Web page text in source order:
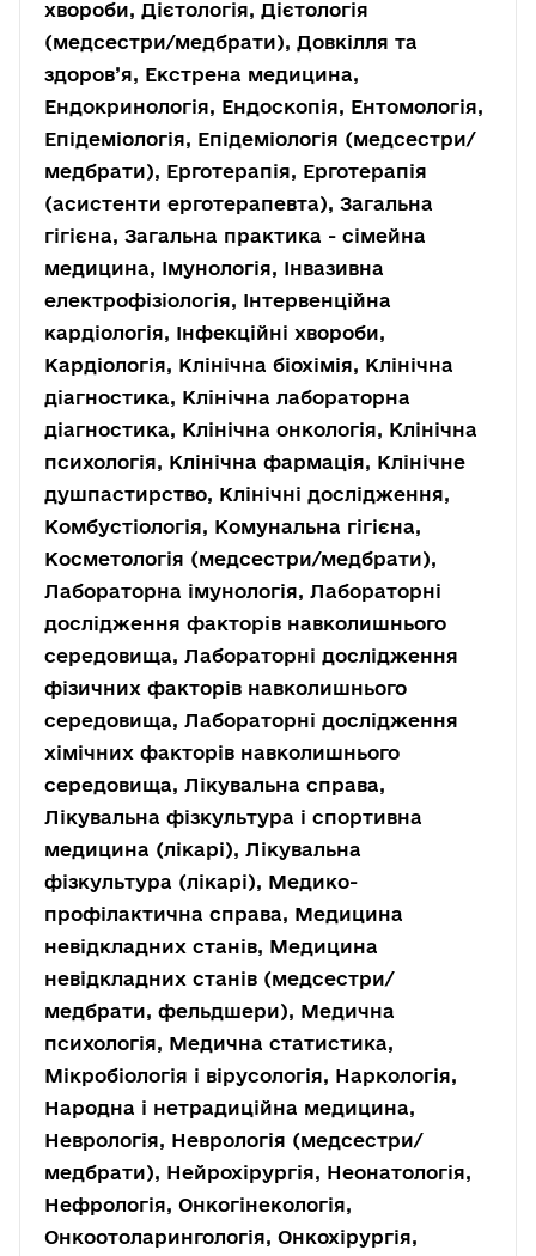
хвороби, Дієтологія, Дієтологія
(медсестри/медбрати), Довкілля та
здоров’я, Екстрена медицина,
Ендокринологія, Ендоскопія, Ентомологія,
Епідеміологія, Епідеміологія (медсестри/
медбрати), Ерготерапія, Ерготерапія
(асистенти ерготерапевта), Загальна
гігієна, Загальна практика - сімейна
медицина, Імунологія, Інвазивна
електрофізіологія, Інтервенційна
кардіологія, Інфекційні хвороби,
Кардіологія, Клінічна біохімія, Клінічна
діагностика, Клінічна лабораторна
діагностика, Клінічна онкологія, Клінічна
психологія, Клінічна фармація, Клінічне
душпастирство, Клінічні дослідження,
Комбустіологія, Комунальна гігієна,
Косметологія (медсестри/медбрати),
Лабораторна імунологія, Лабораторні
дослідження факторів навколишнього
середовища, Лабораторні дослідження
фізичних факторів навколишнього
середовища, Лабораторні дослідження
хімічних факторів навколишнього
середовища, Лікувальна справа,
Лікувальна фізкультура і спортивна
медицина (лікарі), Лікувальна
фізкультура (лікарі), Медико-
профілактична справа, Медицина
невідкладних станів, Медицина
невідкладних станів (медсестри/
медбрати, фельдшери), Медична
психологія, Медична статистика,
Мікробіологія і вірусологія, Наркологія,
Народна і нетрадиційна медицина,
Неврологія, Неврологія (медсестри/
медбрати), Нейрохірургія, Неонатологія,
Нефрологія, Онкогінекологія,
Онкоотоларингологія, Онкохірургія,